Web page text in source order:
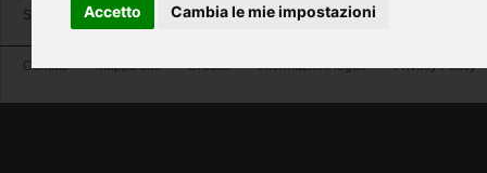
Accetto Cambia le mie impostazioni
Si è verificato un errore, la preghiamo di riprovare...
Contatti–Mappa sito–Credits–Informazioni legali–Privacy Policy